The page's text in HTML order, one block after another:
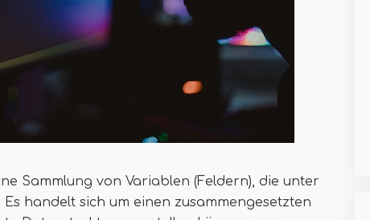
Sammlung von Variablen (Feldern), die unter
handelt sich um einen zusammengesetzten